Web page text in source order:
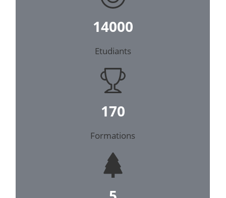
14000
Etudiants
170
Formations